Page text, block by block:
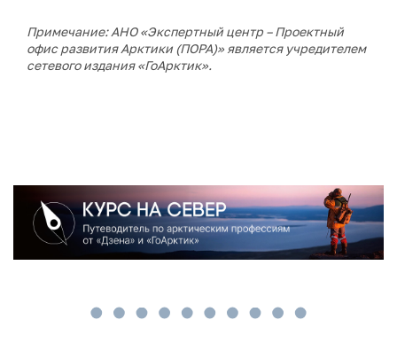
Примечание: АНО «Экспертный центр – Проектный
офис развития Арктики (ПОРА)» является учредителем
сетевого издания «ГоАрктик».